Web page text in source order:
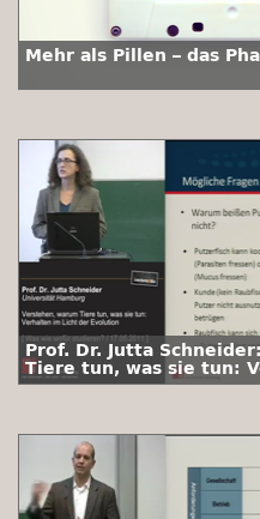
Mehr als Pillen – das
Prof. Dr. Jutta
Tiere tun, was sie tun:
der Evolution